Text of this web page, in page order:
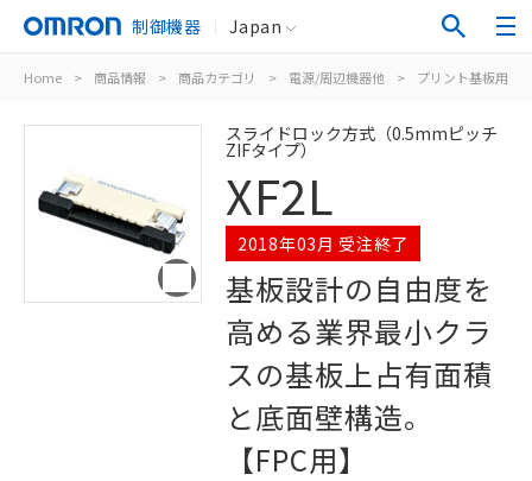
制御機器 Japan
Home > 商品情報 > 商品カテゴリ > 電源/周辺機器他 > プリント基板用コ
スライドロック方式（0.5mmピッチ
ZIFタイプ）
XF2L
2018年03月 受注終了
基板設計の自由度を
高める業界最小クラ
スの基板上占有面積
と底面壁構造。
【FPC用】